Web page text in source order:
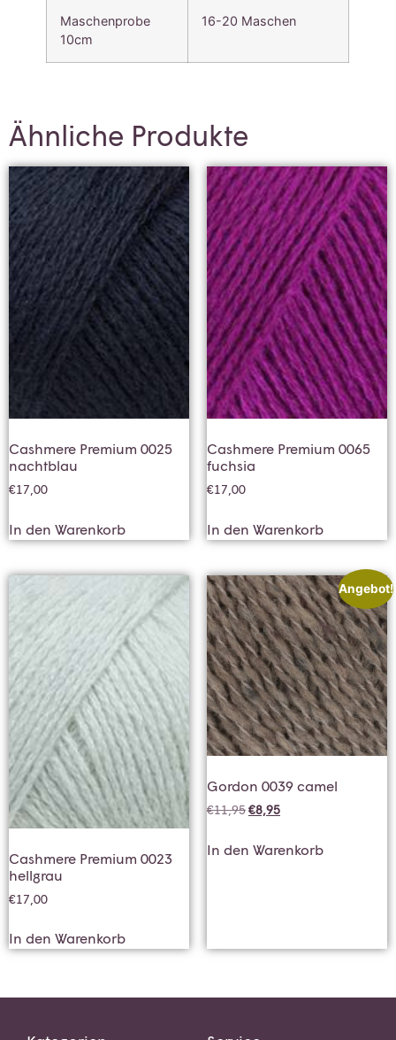
Maschenprobe
10cm
16-20 Maschen
Ähnliche Produkte
Cashmere Premium 0025
nachtblau
€17,00
In den Warenkorb
Cashmere Premium 0065
fuchsia
€17,00
In den Warenkorb
Cashmere Premium 0023
hellgrau
€17,00
In den Warenkorb
Angebot!
Gordon 0039 camel
€11,95€8,95
In den Warenkorb